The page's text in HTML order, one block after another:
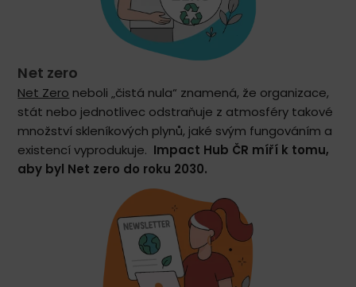
Net zero
Net Zero neboli „čistá nula“ znamená, že organizace,
stát nebo jednotlivec odstraňuje z atmosféry takové
množství skleníkových plynů, jaké svým fungováním a
existencí vyprodukuje. Impact Hub ČR míří k tomu,
aby byl Net zero do roku 2030.